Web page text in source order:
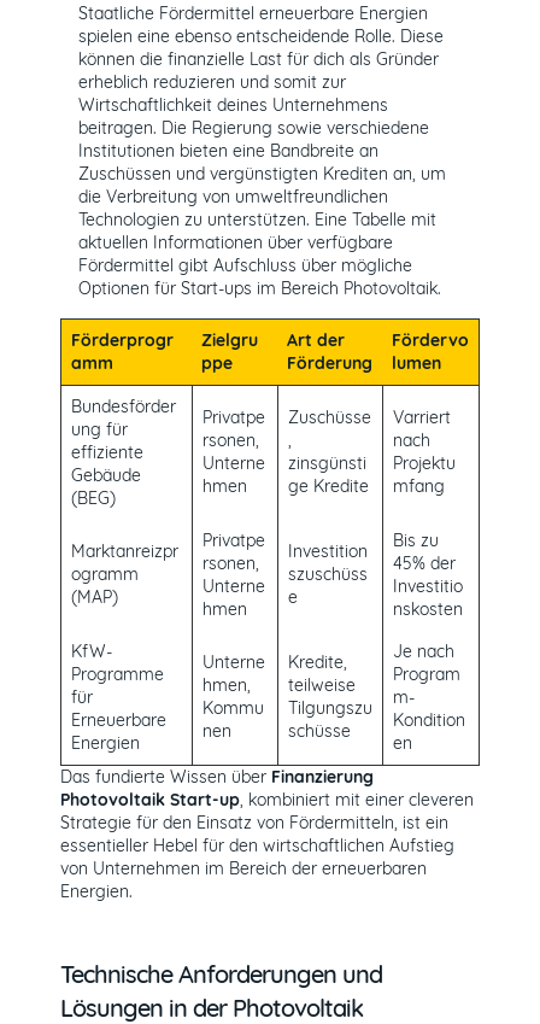
Staatliche Fördermittel erneuerbare Energien
spielen eine ebenso entscheidende Rolle. Diese
können die finanzielle Last für dich als Gründer
erheblich reduzieren und somit zur
Wirtschaftlichkeit deines Unternehmens
beitragen. Die Regierung sowie verschiedene
Institutionen bieten eine Bandbreite an
Zuschüssen und vergünstigten Krediten an, um
die Verbreitung von umweltfreundlichen
Technologien zu unterstützen. Eine Tabelle mit
aktuellen Informationen über verfügbare
Fördermittel gibt Aufschluss über mögliche
Optionen für Start-ups im Bereich Photovoltaik.
Förderprogr
amm
Zielgru
ppe
Art der
Förderung
Fördervo
lumen
Bundesförder
ung für
effiziente
Gebäude
(BEG)
Privatpe
rsonen,
Unterne
hmen
Zuschüsse
,
zinsgünsti
ge Kredite
Varriert
nach
Projektu
mfang
Marktanreizpr
ogramm
(MAP)
Privatpe
rsonen,
Unterne
hmen
Investition
szuschüss
e
Bis zu
45% der
Investitio
nskosten
KfW-
Programme
für
Erneuerbare
Energien
Unterne
hmen,
Kommu
nen
Kredite,
teilweise
Tilgungszu
schüsse
Je nach
Program
m-
Kondition
en
Das fundierte Wissen über Finanzierung
Photovoltaik Start-up, kombiniert mit einer cleveren
Strategie für den Einsatz von Fördermitteln, ist ein
essentieller Hebel für den wirtschaftlichen Aufstieg
von Unternehmen im Bereich der erneuerbaren
Energien.
Technische Anforderungen und
Lösungen in der Photovoltaik